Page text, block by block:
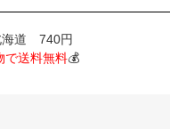
道 740円
で送料無料💰